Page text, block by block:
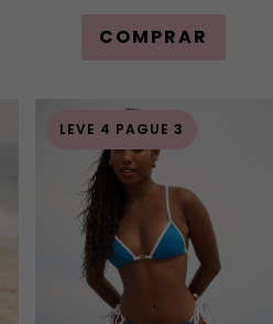
COMPRAR
LEVE 4 PAGUE 3